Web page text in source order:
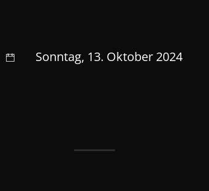
Sonntag, 13. Oktober 2024